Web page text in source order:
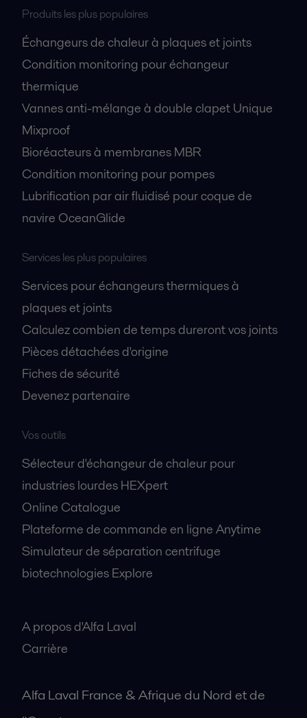
Produits les plus populaires
Échangeurs de chaleur à plaques et joints
Condition monitoring pour échangeur
thermique
Vannes anti-mélange à double clapet Unique
Mixproof
Bioréacteurs à membranes MBR
Condition monitoring pour pompes
Lubrification par air fluidisé pour coque de
navire OceanGlide
Services les plus populaires
Services pour échangeurs thermiques à
plaques et joints
Calculez combien de temps dureront vos joints
Pièces détachées d'origine
Fiches de sécurité
Devenez partenaire
Vos outils
Sélecteur d'échangeur de chaleur pour
industries lourdes HEXpert
Online Catalogue
Plateforme de commande en ligne Anytime
Simulateur de séparation centrifuge
biotechnologies Explore
A propos d'Alfa Laval
Carrière
Alfa Laval France & Afrique du Nord et de